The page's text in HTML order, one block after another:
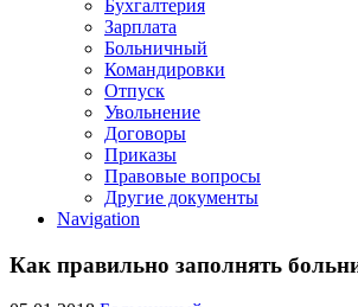
Бухгалтерия
Зарплата
Больничный
Командировки
Отпуск
Увольнение
Договоры
Приказы
Правовые вопросы
Другие документы
Navigation
Как правильно заполнять